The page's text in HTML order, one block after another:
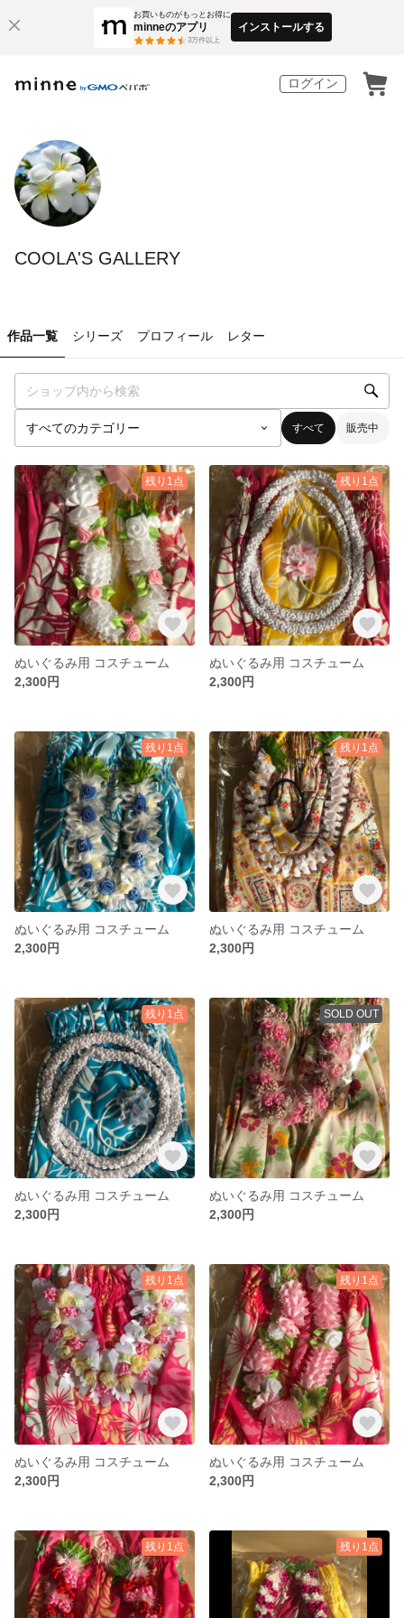
お買いものがもっとお得に
minneのアプリ
3万件以上
インストールする
ログイン
COOLA'S GALLERY
作品一覧 シリーズ プロフィール レター
すべて 販売中
残り1点
ぬいぐるみ用 コスチューム
2,300円
残り1点
ぬいぐるみ用 コスチューム
2,300円
残り1点
ぬいぐるみ用 コスチューム
2,300円
残り1点
ぬいぐるみ用 コスチューム
2,300円
残り1点
ぬいぐるみ用 コスチューム
2,300円
SOLD OUT
ぬいぐるみ用 コスチューム
2,300円
残り1点
ぬいぐるみ用 コスチューム
2,300円
残り1点
ぬいぐるみ用 コスチューム
2,300円
残り1点 残り1点